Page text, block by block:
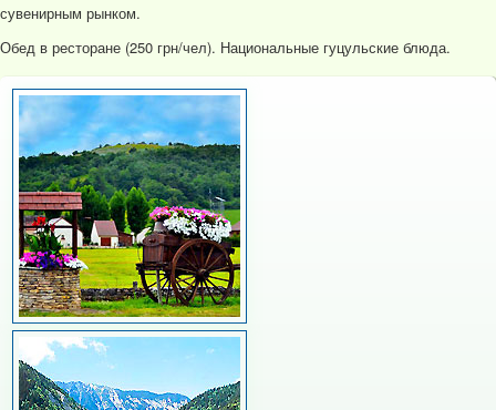
сувенирным рынком.
Обед в ресторане (250 грн/чел). Национальные гуцульские блюда.